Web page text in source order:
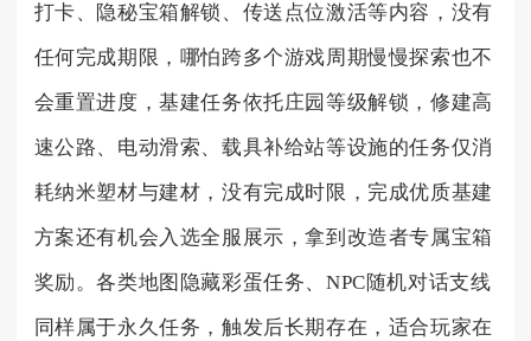
打卡、隐秘宝箱解锁、传送点位激活等内容，没有
任何完成期限，哪怕跨多个游戏周期慢慢探索也不
会重置进度，基建任务依托庄园等级解锁，修建高
速公路、电动滑索、载具补给站等设施的任务仅消
耗纳米塑材与建材，没有完成时限，完成优质基建
方案还有机会入选全服展示，拿到改造者专属宝箱
奖励。各类地图隐藏彩蛋任务、NPC随机对话支线
同样属于永久任务，触发后长期存在，适合玩家在